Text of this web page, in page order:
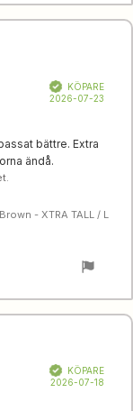
Bekräftad
KÖPARE
2026-07-23
bättre. Extra
ändå.
- XTRA TALL / L
Bekräftad
KÖPARE
2026-07-18